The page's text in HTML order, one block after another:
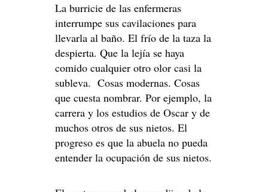
La burricie de las enfermeras
interrumpe sus cavilaciones para
llevarla al baño. El frío de la taza la
despierta. Que la lejía se haya
comido cualquier otro olor casi la
subleva. Cosas modernas. Cosas
que cuesta nombrar. Por ejemplo, la
carrera y los estudios de Oscar y de
muchos otros de sus nietos. El
progreso es que la abuela no pueda
entender la ocupación de sus nietos.